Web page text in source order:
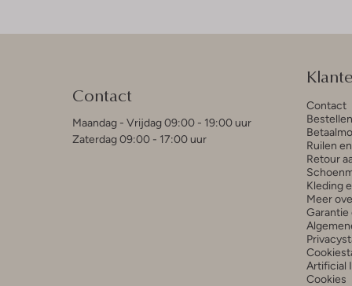
Contact
Maandag - Vrijdag 09:00 - 19:00 uur
Zaterdag 09:00 - 17:00 uur
Contact
Ruilen
Retour
Kleding
Meer
Garantie
Artificial
Cookies